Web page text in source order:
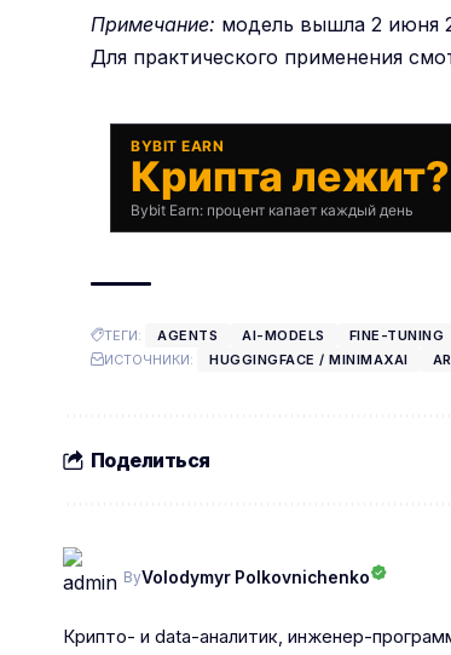
Примечание: модель вышла 2 июня
Для практического применения
BYBIT EARN
Крипта лежит?
Bybit Earn: процент капает каждый день
ТЕГИ: AGENTS AI-MODELS FINE-TUNING
ИСТОЧНИКИ:
HUGGINGFACE / MINIMAXAI
Поделиться
ByVolodymyr Polkovnichenko
Крипто- и data-аналитик, инженер-